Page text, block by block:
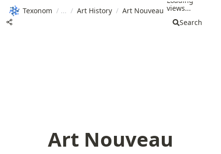
Texonom / / Art History / Art Nouveau views...
Search
Art Nouveau